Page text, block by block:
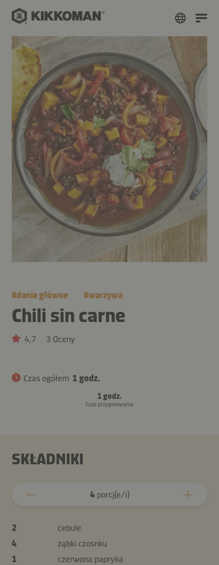
#dania główne #warzywa
Chili sin carne
4,7 3 Oceny
Czas ogółem 1 godz.
1 godz.
Czas przygotowania
SKŁADNIKI
4porcj(e/i)
2
cebule
4
ząbki czosnku
1
czerwona papryka